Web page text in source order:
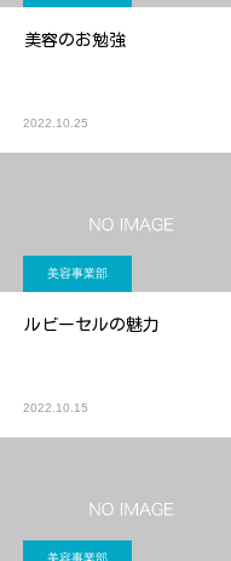
美容のお勉強
2022.10.25
美容事業部
ルビーセルの魅力
2022.10.15
美容事業部